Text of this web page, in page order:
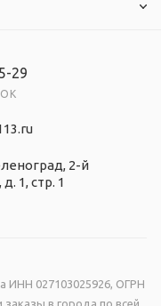
29
2-й
1, стр. 1
ИНН 027103025926, ОГРН
в города по всей